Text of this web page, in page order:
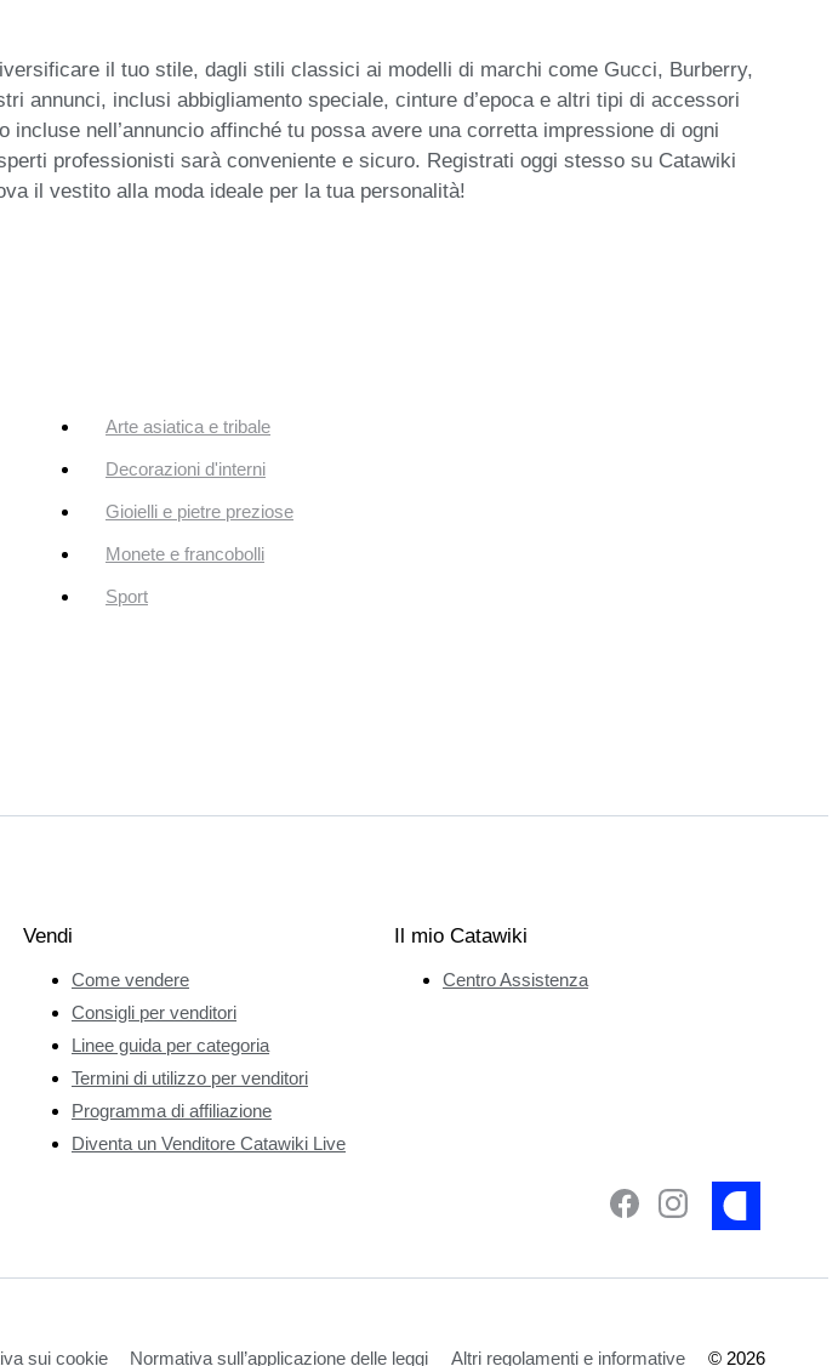
il tuo stile, dagli stili classici ai modelli di marchi come Gucci, Burberry,
annunci, inclusi abbigliamento speciale, cinture d’epoca e altri tipi di accessori
nell’annuncio affinché tu possa avere una corretta impressione di ogni
professionisti sarà conveniente e sicuro. Registrati oggi stesso su Catawiki
il vestito alla moda ideale per la tua personalità!
Arte asiatica e tribale
Decorazioni d'interni
Gioielli e pietre preziose
Monete e francobolli
Sport
Vendi
Come vendere
Consigli per venditori
Linee guida per categoria
Termini di utilizzo per venditori
Programma di affiliazione
Diventa un Venditore Catawiki Live
Il mio Catawiki
Centro Assistenza
sui cookie Normativa sull’applicazione delle leggi Altri regolamenti e informative © 2026